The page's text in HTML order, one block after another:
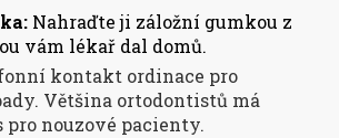
Nahraďte ji záložní gumkou z
vám lékař dal domů.
kontakt ordinace pro
Většina ortodontistů má
pro nouzové pacienty.